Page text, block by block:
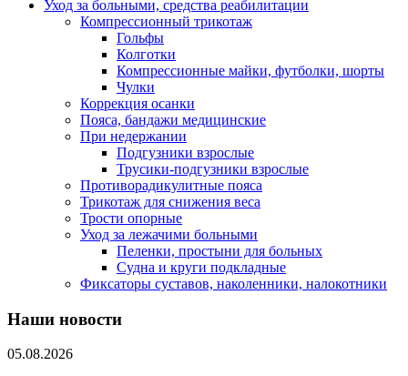
Уход за больными, средства реабилитации
Компрессионный трикотаж
Гольфы
Колготки
Компрессионные майки, футболки, шорты
Чулки
Коррекция осанки
Пояса, бандажи медицинские
При недержании
Подгузники взрослые
Трусики-подгузники взрослые
Противорадикулитные пояса
Трикотаж для снижения веса
Трости опорные
Уход за лежачими больными
Пеленки, простыни для больных
Судна и круги подкладные
Фиксаторы суставов, наколенники, налокотники
Наши новости
05.08.2026